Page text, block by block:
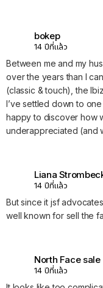
bokep
14 ปีที่แล้ว
Between me and my
over the years than I
(classic & touch), the
I’ve settled down to
happy to discover how
underappreciated (and
Liana
14 ปีที่แล้ว
But since it jsf
well known for sell the
North Face sale
14 ปีที่แล้ว